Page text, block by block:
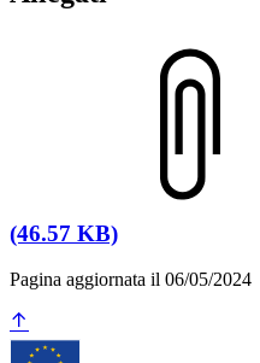
(46.57 KB)
Pagina aggiornata il 06/05/2024